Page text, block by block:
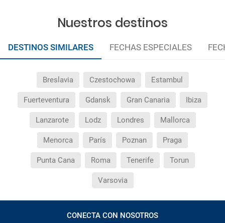
Nuestros destinos
DESTINOS SIMILARES FECHAS ESPECIALES
Breslavia Czestochowa Estambul
Fuerteventura Gdansk Gran Canaria Ibiza
Lanzarote Lodz Londres Mallorca
Menorca París Poznan Praga
Punta Cana Roma Tenerife Torun
Varsovia
CONECTA CON NOSOTROS